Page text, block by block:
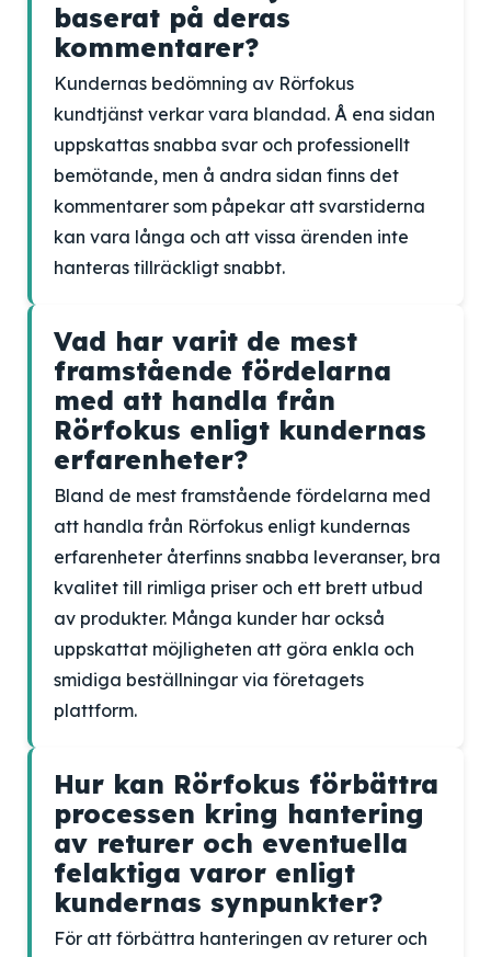
baserat på deras
kommentarer?
Kundernas bedömning av Rörfokus
kundtjänst verkar vara blandad. Å ena sidan
uppskattas snabba svar och professionellt
bemötande, men å andra sidan finns det
kommentarer som påpekar att svarstiderna
kan vara långa och att vissa ärenden inte
hanteras tillräckligt snabbt.
Vad har varit de mest
framstående fördelarna
med att handla från
Rörfokus enligt kundernas
erfarenheter?
Bland de mest framstående fördelarna med
att handla från Rörfokus enligt kundernas
erfarenheter återfinns snabba leveranser, bra
kvalitet till rimliga priser och ett brett utbud
av produkter. Många kunder har också
uppskattat möjligheten att göra enkla och
smidiga beställningar via företagets
plattform.
Hur kan Rörfokus förbättra
processen kring hantering
av returer och eventuella
felaktiga varor enligt
kundernas synpunkter?
För att förbättra hanteringen av returer och